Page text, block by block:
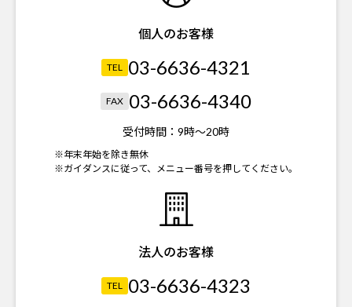
個人のお客様
TEL 03-6636-4321
FAX 03-6636-4340
受付時間： 9時～20時
※年末年始を除き無休
※ガイダンスに従って、メニュー番号を押してください。
法人のお客様
TEL 03-6636-4323